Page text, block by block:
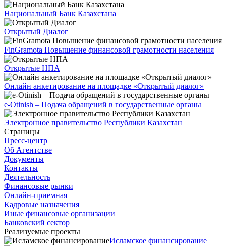
Национальный Банк Казахстана
Открытый Диалог
FinGramota Повышение финансовой грамотности населения
Открытые НПА
Онлайн анкетирование на площадке «Открытый диалог»
e-Otinish – Подача обращений в государственные органы
Электронное правительство Республики Казахстан
Страницы
Пресс-центр
Об Агентстве
Документы
Контакты
Деятельность
Финансовые рынки
Онлайн-приемная
Кадровые назначения
Иные финансовые организации
Банковский сектор
Реализуемые проекты
Исламское финансирование